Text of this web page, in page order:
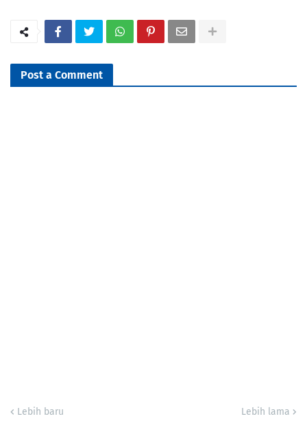
Post a Comment
Lebih baru Lebih lama